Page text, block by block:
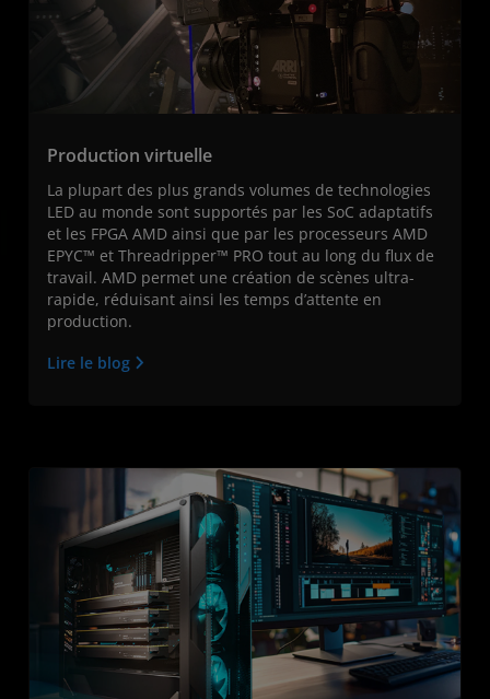
Production virtuelle
La plupart des plus grands volumes de technologies
LED au monde sont supportés par les SoC adaptatifs
et les FPGA AMD ainsi que par les processeurs AMD
EPYC™ et Threadripper™ PRO tout au long du flux de
travail. AMD permet une création de scènes ultra-
rapide, réduisant ainsi les temps d’attente en
production.
Lire le blog